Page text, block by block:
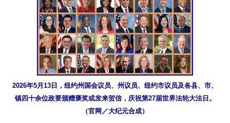
2026年5月13日，纽约州国会议员、州议员、纽约市议员及各县、市、
镇四十余位政要颁赠褒奖或发来贺信，庆祝第27届世界法轮大法日。
（官网／大纪元合成）